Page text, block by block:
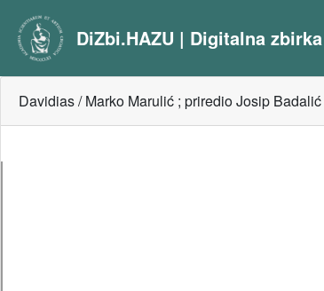
DiZbi.HAZU | Digitalna
Davidias / Marko Marulić ; priredio Josip Badalić